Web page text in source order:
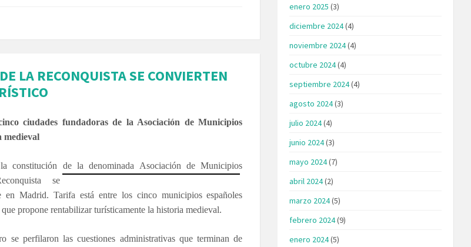
LA RECONQUISTA SE CONVIERTEN
ciudades fundadoras de la Asociación de Municipios
medieval
constitución de la denominada Asociación de Municipios
se
en Madrid. Tarifa está entre los cinco municipios españoles
propone rentabilizar turísticamente la historia medieval.
se perfilaron las cuestiones administrativas que terminan de
enero 2025 (3)
diciembre 2024(4)
noviembre 2024(4)
octubre 2024(4)
septiembre 2024(4)
agosto 2024(3)
julio 2024(4)
junio 2024(3)
mayo 2024(7)
abril 2024(2)
marzo 2024(5)
febrero 2024(9)
enero 2024(5)